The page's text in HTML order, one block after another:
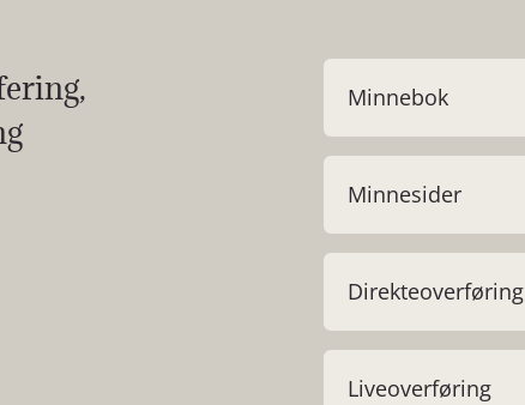
Minnebok
Minnesider
Direkteoverføring
Liveoverføring